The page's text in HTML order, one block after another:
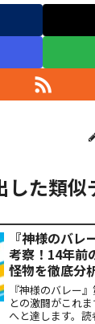
した類似
『神様のバレ
考察！14年前
怪物を徹底分
『神様のバレー
との激闘がこれ
へと達します。